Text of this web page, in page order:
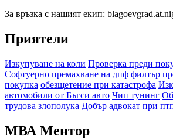
За връзка с нашият екип:
Приятели
Изкупуване на коли Проверка преди
Софтуерно премахване на дпф филтър
покупка обезщетение при катастрофа
автомобили от Бъгси авто Чип тунинг
трудова злополука Добър адвокат при
МВА Ментор